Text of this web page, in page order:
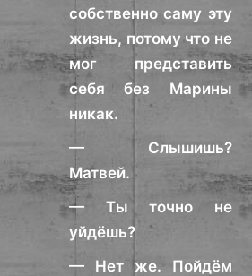
собственно саму эту
жизнь, потому что не
мог представить
себя без Марины
никак.
— Слышишь?
Матвей.
— Ты точно не
уйдёшь?
— Нет же. Пойдём